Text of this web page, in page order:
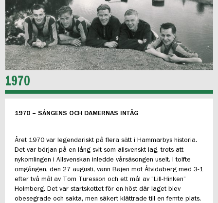
1970
1970 – SÅNGENS OCH DAMERNAS INTÅG
Året 1970 var legendariskt på flera sätt i Hammarbys historia.
Det var början på en lång svit som allsvenskt lag, trots att
nykomlingen i Allsvenskan inledde vårsäsongen uselt. I tolfte
omgången, den 27 augusti, vann Bajen mot Åtvidaberg med 3-1
efter två mål av Tom Turesson och ett mål av ”Lill-Hinken”
Holmberg. Det var startskottet för en höst där laget blev
obesegrade och sakta, men säkert klättrade till en femte plats.